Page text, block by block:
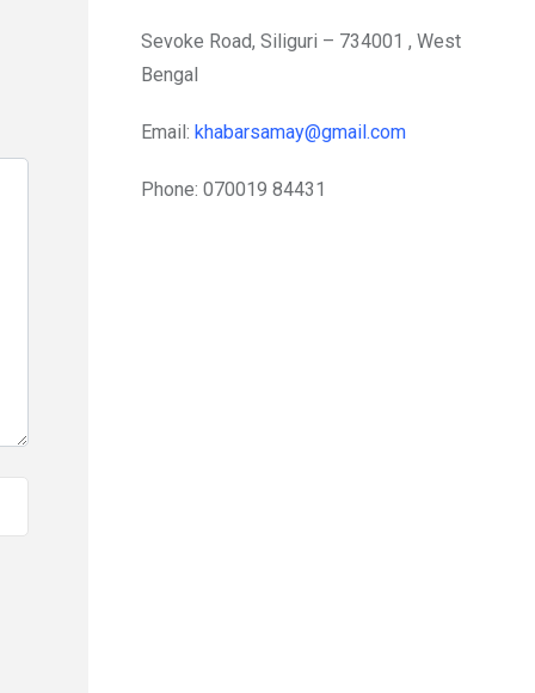
Sevoke Road, Siliguri – 734001 , West
Bengal
Email: khabarsamay@gmail.com
Phone: 070019 84431